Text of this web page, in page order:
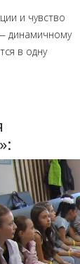
и чувство
динамичному
в одну